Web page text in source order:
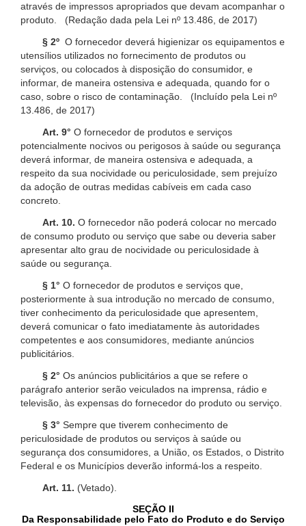
através de impressos apropriados que devam acompanhar o
produto. (Redação dada pela Lei nº 13.486, de 2017)
§ 2º O fornecedor deverá higienizar os equipamentos e
utensílios utilizados no fornecimento de produtos ou
serviços, ou colocados à disposição do consumidor, e
informar, de maneira ostensiva e adequada, quando for o
caso, sobre o risco de contaminação. (Incluído pela Lei nº
13.486, de 2017)
Art. 9° O fornecedor de produtos e serviços
potencialmente nocivos ou perigosos à saúde ou segurança
deverá informar, de maneira ostensiva e adequada, a
respeito da sua nocividade ou periculosidade, sem prejuízo
da adoção de outras medidas cabíveis em cada caso
concreto.
Art. 10. O fornecedor não poderá colocar no mercado
de consumo produto ou serviço que sabe ou deveria saber
apresentar alto grau de nocividade ou periculosidade à
saúde ou segurança.
§ 1° O fornecedor de produtos e serviços que,
posteriormente à sua introdução no mercado de consumo,
tiver conhecimento da periculosidade que apresentem,
deverá comunicar o fato imediatamente às autoridades
competentes e aos consumidores, mediante anúncios
publicitários.
§ 2° Os anúncios publicitários a que se refere o
parágrafo anterior serão veiculados na imprensa, rádio e
televisão, às expensas do fornecedor do produto ou serviço.
§ 3° Sempre que tiverem conhecimento de
periculosidade de produtos ou serviços à saúde ou
segurança dos consumidores, a União, os Estados, o Distrito
Federal e os Municípios deverão informá-los a respeito.
Art. 11. (Vetado).
SEÇÃO II
Da Responsabilidade pelo Fato do Produto e do Serviço